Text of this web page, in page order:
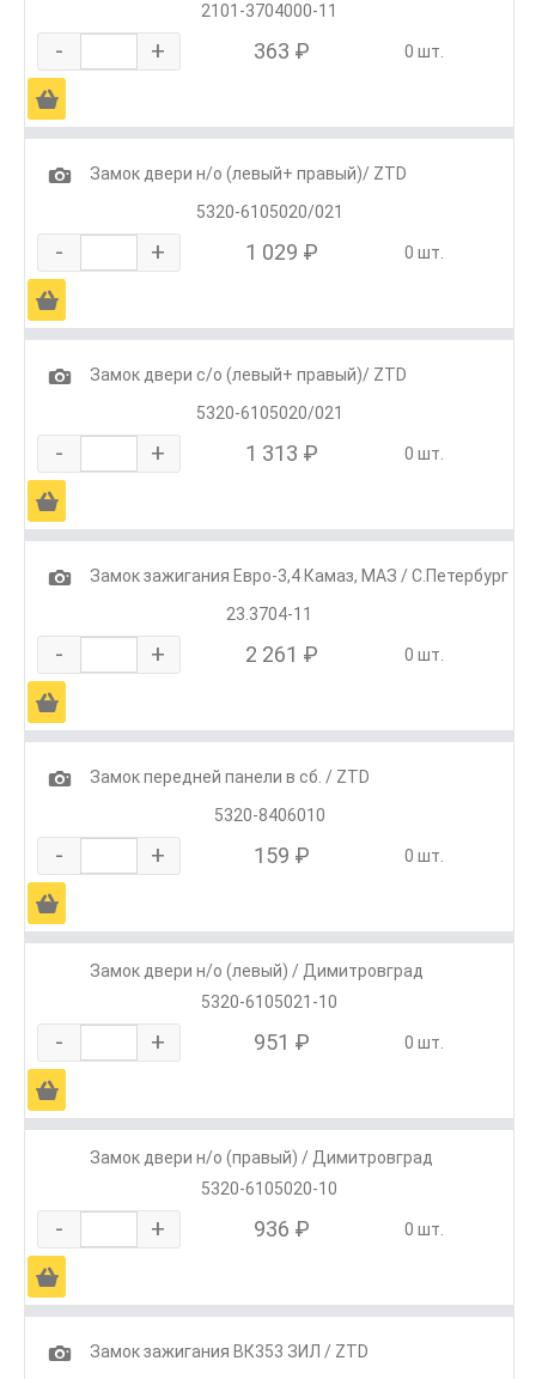
2101-3704000-11
- + 363 ₽ 0 шт.
Ä
1
Замок двери н/о (левый+ правый)/ ZTD
5320-6105020/021
- + 1 029 ₽ 0 шт.
Ä
1
Замок двери с/о (левый+ правый)/ ZTD
5320-6105020/021
- + 1 313 ₽ 0 шт.
Ä
1
Замок зажигания Евро-3,4 Камаз, МАЗ / С.Петербург
23.3704-11
- + 2 261 ₽ 0 шт.
Ä
1
Замок передней панели в сб. / ZTD
5320-8406010
- + 159 ₽ 0 шт.
Ä
Замок двери н/о (левый) / Димитровград
5320-6105021-10
- + 951 ₽ 0 шт.
Ä
Замок двери н/о (правый) / Димитровград
5320-6105020-10
- + 936 ₽ 0 шт.
Ä
1
Замок зажигания ВК353 ЗИЛ / ZTD